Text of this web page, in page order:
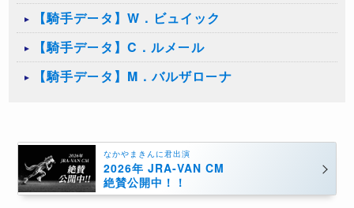
【騎手データ】W．ビュイック
【騎手データ】C．ルメール
【騎手データ】M．バルザローナ
なかやまきんに君出演
2026年 JRA-VAN CM
絶賛公開中！！